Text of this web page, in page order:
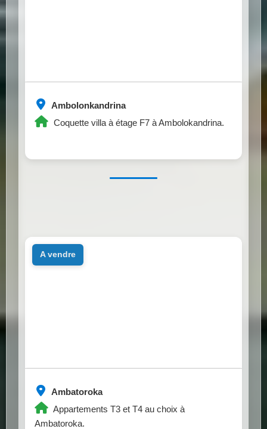
Ambolonkandrina
Coquette villa à étage F7 à Ambolokandrina.
Ambatoroka
Appartements T3 et T4 au choix à
Ambatoroka.
a vendre